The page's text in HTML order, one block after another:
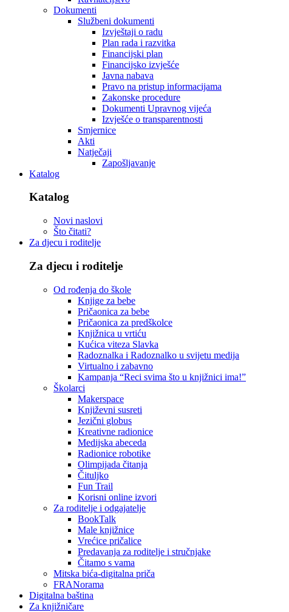
Dokumenti
Službeni dokumenti
Izvještaji o radu
Plan rada i razvitka
Financijski plan
Financijsko izvješće
Javna nabava
Pravo na pristup informacijama
Zakonske procedure
Dokumenti Upravnog vijeća
Izvješće o transparentnosti
Smjernice
Akti
Natječaji
Zapošljavanje
Katalog
Katalog
Novi naslovi
Što čitati?
Za djecu i roditelje
Za djecu i roditelje
Od rođenja do škole
Knjige za bebe
Pričaonica za bebe
Pričaonica za predškolce
Knjižnica u vrtiću
Kućica viteza Slavka
Radoznalka i Radoznalko u svijetu medija
Virtualno i zabavno
Kampanja “Reci svima što u knjižnici ima!”
Školarci
Makerspace
Književni susreti
Jezični globus
Kreativne radionice
Medijska abeceda
Radionice robotike
Olimpijada čitanja
Čituljko
Fun Trail
Korisni online izvori
Za roditelje i odgajatelje
BookTalk
Male knjižnice
Vrećice pričalice
Predavanja za roditelje i stručnjake
Čitamo s vama
Mitska bića-digitalna priča
FRANorama
Digitalna baština
Za knjižničare